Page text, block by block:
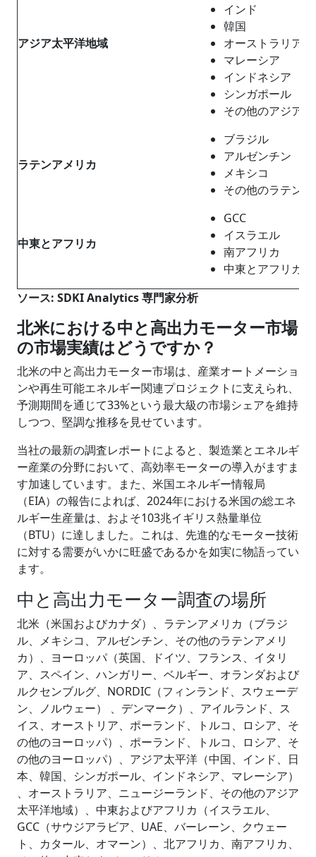
アジア太平洋地域
インド
韓国
オーストラリア
マレーシア
インドネシア
シンガポール
その他のアジア
ラテンアメリカ
ブラジル
アルゼンチン
メキシコ
その他のラテン
中東とアフリカ
GCC
イスラエル
南アフリカ
中東とアフリカ
ソース: SDKI Analytics 専門家分析
北米における中と高出力モーター市場
の市場実績はどうですか？
北米の中と高出力モーター市場は、産業オートメーショ
ンや再生可能エネルギー関連プロジェクトに支えられ、
予測期間を通じて33%という最大級の市場シェアを維持
しつつ、堅調な推移を見せています。
当社の最新の調査レポートによると、製造業とエネルギ
ー産業の分野において、高効率モーターの導入がますま
す加速しています。また、米国エネルギー情報局
（EIA）の報告によれば、2024年における米国の総エネ
ルギー生産量は、およそ103兆イギリス熱量単位
（BTU）に達しました。これは、先進的なモーター技術
に対する需要がいかに旺盛であるかを如実に物語ってい
ます。
中と高出力モーター調査の場所
北米（米国およびカナダ）、ラテンアメリカ（ブラジ
ル、メキシコ、アルゼンチン、その他のラテンアメリ
カ）、ヨーロッパ（英国、ドイツ、フランス、イタリ
ア、スペイン、ハンガリー、ベルギー、オランダおよび
ルクセンブルグ、NORDIC（フィンランド、スウェーデ
ン、ノルウェー） 、デンマーク）、アイルランド、ス
イス、オーストリア、ポーランド、トルコ、ロシア、そ
の他のヨーロッパ）、ポーランド、トルコ、ロシア、そ
の他のヨーロッパ）、アジア太平洋（中国、インド、日
本、韓国、シンガポール、インドネシア、マレーシア）
、オーストラリア、ニュージーランド、その他のアジア
太平洋地域）、中東およびアフリカ（イスラエル、
GCC（サウジアラビア、UAE、バーレーン、クウェー
ト、カタール、オマーン）、北アフリカ、南アフリカ、